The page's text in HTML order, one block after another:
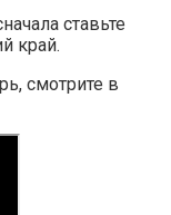
ставьте
край.
смотрите в